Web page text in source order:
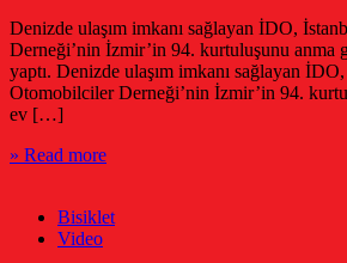
Denizde ulaşım imkanı sağlayan İDO,
Derneği’nin İzmir’in 94. kurtuluşunu anma
yaptı. Denizde ulaşım imkanı sağlayan
Otomobilciler Derneği’nin İzmir’in 94.
ev […]
» Read more
Bisiklet
Video